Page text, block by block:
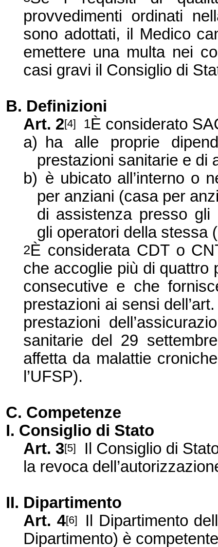
provvedimenti ordinati
sono adottati, il Medico
emettere una multa nei
casi gravi il Consiglio di
B. Definizioni
Art. 2[4] 1È considerato
a)
ha alle proprie
prestazioni sanitarie e di
b) è ubicato all’interno o
per anziani (casa per
di assistenza presso gli
gli operatori della stessa
2È considerata CDT o
che accoglie più di quattro
consecutive e che
prestazioni ai sensi
prestazioni
sanitarie del 29
affetta da malattie
l’UFSP).
C. Competenze
I. Consiglio di Stato
Art. 3[5]
Il Consiglio di
la revoca
II. Dipartimento
Art. 4[6]
Il Dipartimento
Dipartimento) è